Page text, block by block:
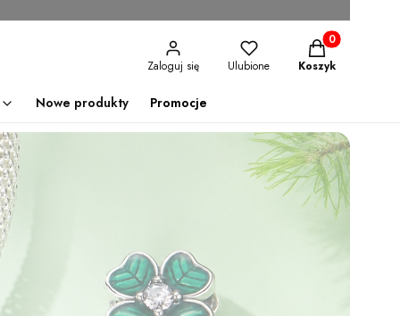
Zaloguj się Ulubione
Produkty w
Koszyk
Nowe produkty Promocje